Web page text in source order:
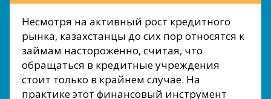
Несмотря на активный рост кредитного
рынка, казахстанцы до сих пор относятся к
займам настороженно, считая, что
обращаться в кредитные учреждения
стоит только в крайнем случае. На
практике этот финансовый инструмент